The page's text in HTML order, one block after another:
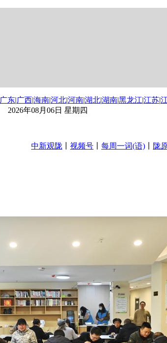
广东|广西|海南|河北|河南|湖北|湖南|黑龙江|江苏|
2026年08月06日 星期四
中新观陇 视频号 每周一词(语) 陇